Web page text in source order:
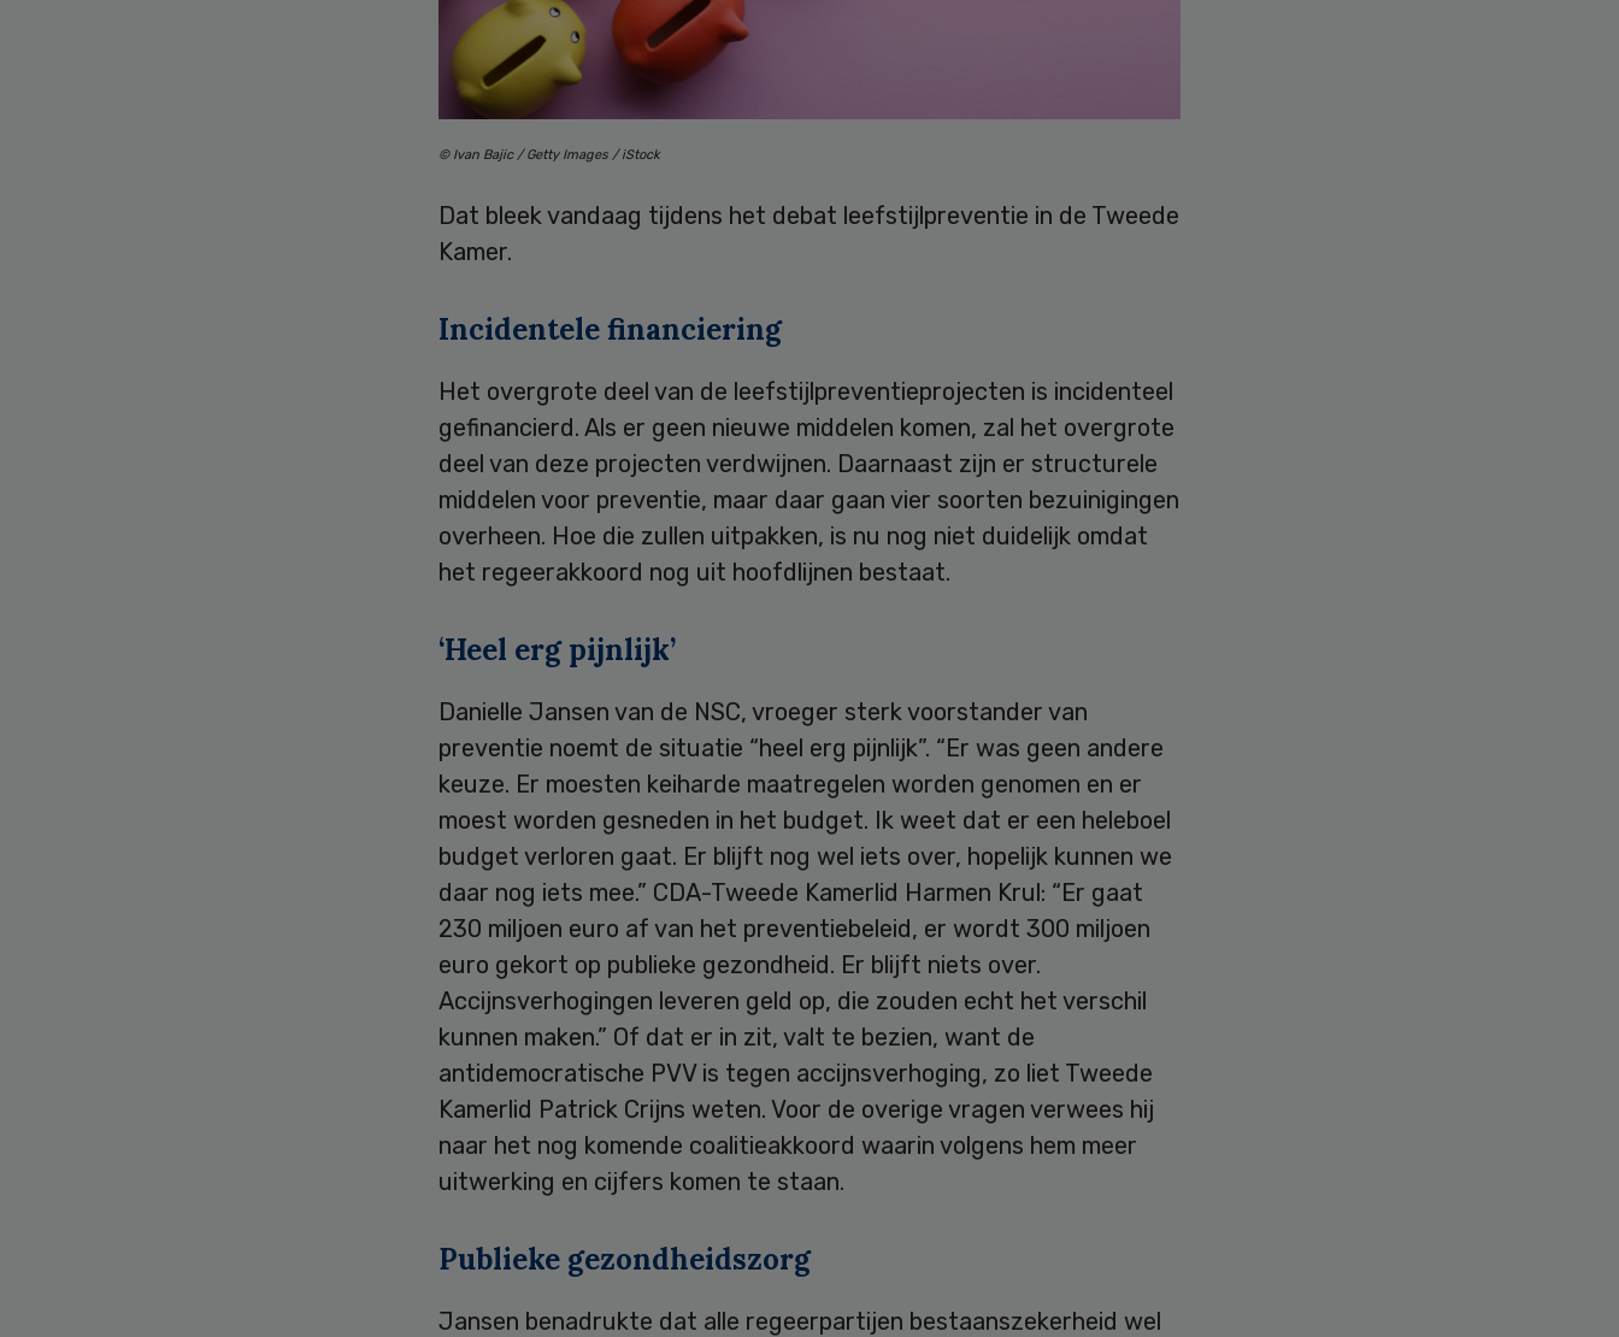
© Ivan Bajic / Getty Images / iStock
Dat bleek vandaag tijdens het debat leefstijlpreventie in de Tweede
Kamer.
Incidentele financiering
Het overgrote deel van de leefstijlpreventieprojecten is incidenteel
gefinancierd. Als er geen nieuwe middelen komen, zal het overgrote
deel van deze projecten verdwijnen. Daarnaast zijn er structurele
middelen voor preventie, maar daar gaan vier soorten bezuinigingen
overheen. Hoe die zullen uitpakken, is nu nog niet duidelijk omdat
het regeerakkoord nog uit hoofdlijnen bestaat.
‘Heel erg pijnlijk’
Danielle Jansen van de NSC, vroeger sterk voorstander van
preventie noemt de situatie “heel erg pijnlijk”. “Er was geen andere
keuze. Er moesten keiharde maatregelen worden genomen en er
moest worden gesneden in het budget. Ik weet dat er een heleboel
budget verloren gaat. Er blijft nog wel iets over, hopelijk kunnen we
daar nog iets mee.” CDA-Tweede Kamerlid Harmen Krul: “Er gaat
230 miljoen euro af van het preventiebeleid, er wordt 300 miljoen
euro gekort op publieke gezondheid. Er blijft niets over.
Accijnsverhogingen leveren geld op, die zouden echt het verschil
kunnen maken.” Of dat er in zit, valt te bezien, want de
antidemocratische PVV is tegen accijnsverhoging, zo liet Tweede
Kamerlid Patrick Crijns weten. Voor de overige vragen verwees hij
naar het nog komende coalitieakkoord waarin volgens hem meer
uitwerking en cijfers komen te staan.
Publieke gezondheidszorg
Jansen benadrukte dat alle regeerpartijen bestaanszekerheid wel